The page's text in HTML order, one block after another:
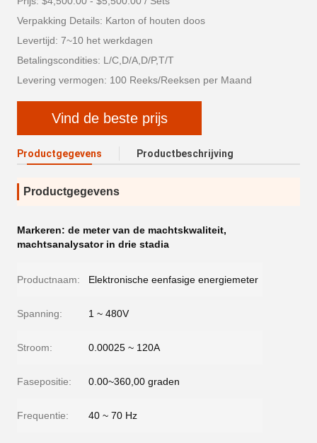
Verpakking Details: Karton of houten doos
Levertijd: 7~10 het werkdagen
Betalingscondities: L/C,D/A,D/P,T/T
Levering vermogen: 100 Reeks/Reeksen per Maand
Vind de beste prijs
Productgegevens Productbeschrijving
Productgegevens
Markeren: de meter van de machtskwaliteit,
machtsanalysator in drie stadia
Productnaam: Elektronische eenfasige energiemeter
Spanning: 1 ~ 480V
Stroom: 0.00025 ~ 120A
Fasepositie: 0.00~360,00 graden
Frequentie: 40 ~ 70 Hz